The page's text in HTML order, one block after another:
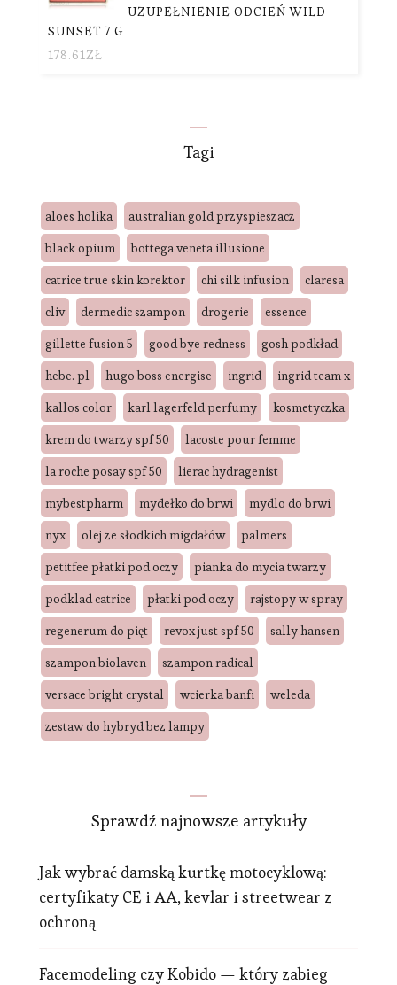
UZUPEŁNIENIE ODCIEŃ WILD
SUNSET 7 G
178.61ZŁ
Tagi
aloes holika
australian gold przyspieszacz
black opium
bottega veneta illusione
catrice true skin korektor
chi silk infusion
claresa
cliv
dermedic szampon drogerie
essence
gillette fusion 5
good bye redness
gosh podkład
hebe. pl
hugo boss energise ingrid
ingrid team x
kallos color
karl lagerfeld perfumy
kosmetyczka
krem do twarzy spf 50
lacoste pour femme
la roche posay spf 50
lierac hydragenist
mybestpharm
mydełko do brwi
mydlo do brwi
nyx
olej ze słodkich migdałów
palmers
petitfee płatki pod oczy
pianka do mycia twarzy
podklad catrice
płatki pod oczy
rajstopy w spray
regenerum do pięt
revox just spf 50
sally hansen
szampon biolaven
szampon radical
versace bright crystal
wcierka banfi
weleda
zestaw do hybryd bez lampy
Sprawdź najnowsze artykuły
Jak wybrać damską kurtkę motocyklową:
certyfikaty CE i AA, kevlar i streetwear z
ochroną
Facemodeling czy Kobido — który zabieg